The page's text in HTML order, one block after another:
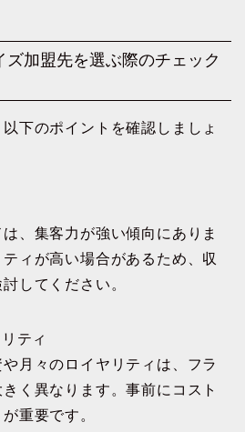
ズ加盟先を選ぶ際のチェック
下のポイントを確認しましょ
、集客力が強い傾向にありま
ィが高い場合があるため、収
してください。
ティ
月々のロイヤリティは、フラ
く異なります。事前にコスト
重要です。